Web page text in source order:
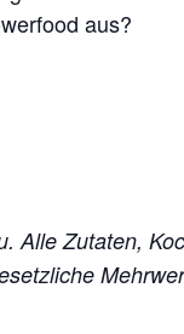
aus?
Alle Zutaten,